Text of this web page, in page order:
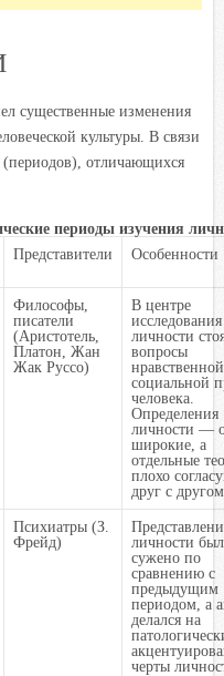
существенные изменения
культуры. В связи
(периодов), отличающихся
периоды изучения
Представители Особенности
Философы,
писатели
(Аристотель,
Платон, Жан
Жак Руссо)
В центре
исследования
личности
вопросы
социальной
человека.
Определения
личности —
широкие, а
отдельные
плохо
друг с другом
Психиатры (З.
Фрейд)
личности
сужено по
сравнению с
предыдущим
периодом, а
делался на
черты